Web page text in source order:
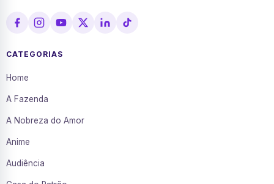
CATEGORIAS
Home
A Fazenda
A Nobreza do Amor
Anime
Audiência